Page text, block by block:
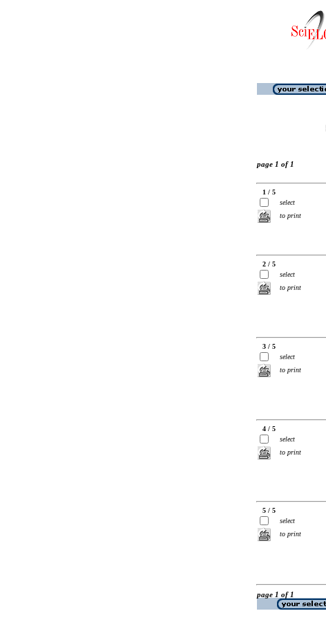
page 1 of 1
1 / 5
select
to print
2 / 5
select
to print
3 / 5
select
to print
4 / 5
select
to print
5 / 5
select
to print
page 1 of 1